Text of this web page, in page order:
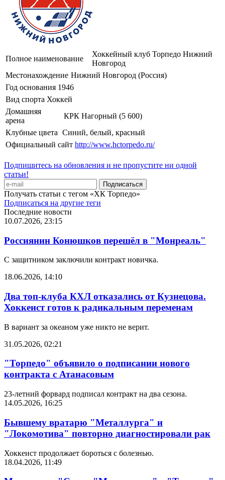
Полное наименование
Хоккейный клуб Торпедо Нижний
Новгород
Местонахождение Нижний Новгород (Россия)
Год основания 1946
Вид спорта Хоккей
Домашняя
арена
КРК Нагорный (5 600)
Клубные цвета Синий, белый, красный
Официальный сайт http://www.hctorpedo.ru/
Подпишитесь на обновления и не пропустите ни одной
статьи!
Получать статьи с тегом «ХК Торпедо»
Подписаться на другие теги
Последние новости
10.07.2026, 23:15
Россиянин Конюшков перешёл в "Монреаль"
С защитником заключили контракт новичка.
18.06.2026, 14:10
Два топ-клуба КХЛ отказались от Кузнецова.
Хоккеист готов к радикальным переменам
В вариант за океаном уже никто не верит.
31.05.2026, 02:21
"Торпедо" объявило о подписании нового
контракта с Атанасовым
23-летний форвард подписал контракт на два сезона.
14.05.2026, 16:25
Бывшему вратарю "Металлурга" и
"Локомотива" повторно диагностировали рак
Хоккеист продолжает бороться с болезнью.
18.04.2026, 11:49